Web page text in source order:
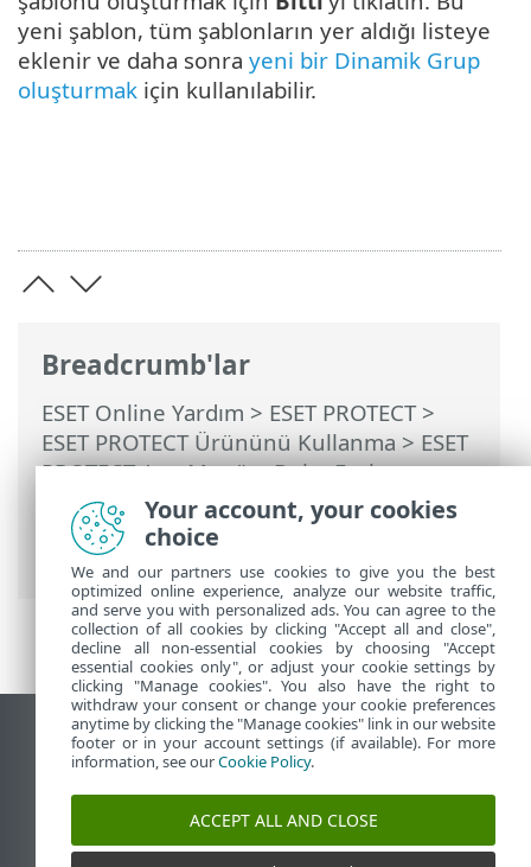
Breadcrumb'lar
ESET Online Yardım > ESET PROTECT>
ESET PROTECT Ürününü Kullanma > ESET
PROTECT Ana Menü>Daha Fazla>
Dinamik Grup Şablonları >Dinamik Grup
şablonu - örnekler
> Dinamik Grup -
belirli bir yazılım sürümü yüklendi
yeni şablon, tüm şablonların yer aldığı listeye
eklenir ve daha sonra yeni bir Dinamik Grup
oluşturmak için kullanılabilir.
Masaüstü sitesini görüntüle
End of Life
ESET Bilgi Bankası
Your account, your cookies
choice
We and our partners use cookies to give you the best
optimized online experience, analyze our website traffic,
and serve you with personalized ads. You can agree to the
collection of all cookies by clicking "Accept all and close",
decline all non-essential cookies by choosing "Accept
essential cookies only", or adjust your cookie settings by
clicking "Manage cookies". You also have the right to
withdraw your consent or change your cookie preferences
anytime by clicking the "Manage cookies" link in our website
footer or in your account settings (if available). For more
information, see ourCookie Policy.
ACCEPT ALL AND CLOSE